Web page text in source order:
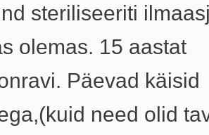
steriliseeriti
olemas. 15 aastat
Päevad käisid
need olid